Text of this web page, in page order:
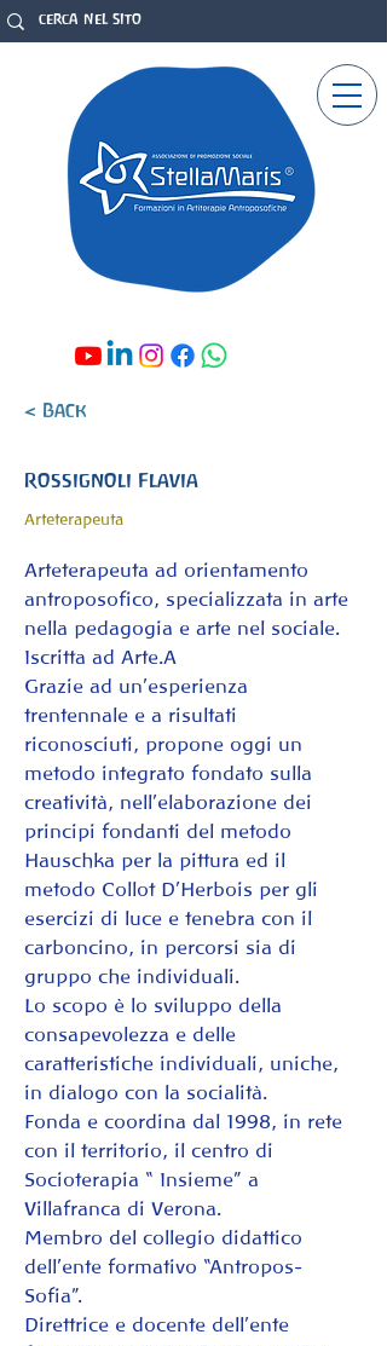
< Back
Rossignoli Flavia
Arteterapeuta
Arteterapeuta ad orientamento
antroposofico, specializzata in arte
nella pedagogia e arte nel sociale.
Iscritta ad Arte.A
Grazie ad un’esperienza
trentennale e a risultati
riconosciuti, propone oggi un
metodo integrato fondato sulla
creatività, nell'elaborazione dei
principi fondanti del metodo
Hauschka per la pittura ed il
metodo Collot D’Herbois per gli
esercizi di luce e tenebra con il
carboncino, in percorsi sia di
gruppo che individuali.
Lo scopo è lo sviluppo della
consapevolezza e delle
caratteristiche individuali, uniche,
in dialogo con la socialità.
Fonda e coordina dal 1998, in rete
con il territorio, il centro di
Socioterapia “ Insieme” a
Villafranca di Verona.
Membro del collegio didattico
dell’ente formativo “Antropos-
Sofia”.
Direttrice e docente dell’ente